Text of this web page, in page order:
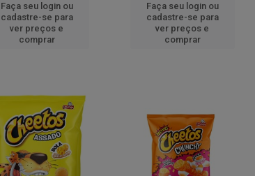
Faça seu login ou
cadastre-se para
ver preços e
comprar
Faça seu login ou
cadastre-se para
ver preços e
comprar